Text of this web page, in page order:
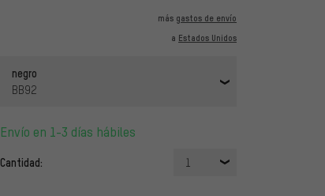
más gastos de envío
a Estados Unidos
negro
BB92
Envío en 1-3 días hábiles
Cantidad: 1